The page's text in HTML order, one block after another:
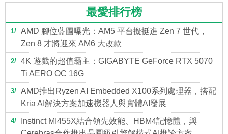
最愛排行榜
1
AMD 腳位藍圖曝光：AM5 平台擬挺進 Zen 7 世代，
Zen 8 才將迎來 AM6 大改款
2
4K 遊戲的超值霸主：GIGABYTE GeForce RTX 5070
Ti AERO OC 16G
3
AMD推出Ryzen AI Embedded X100系列處理器，搭配
Kria AI解決方案加速機器人與實體AI發展
4
Instinct MI455X結合領先效能、HBM4記憶體，與